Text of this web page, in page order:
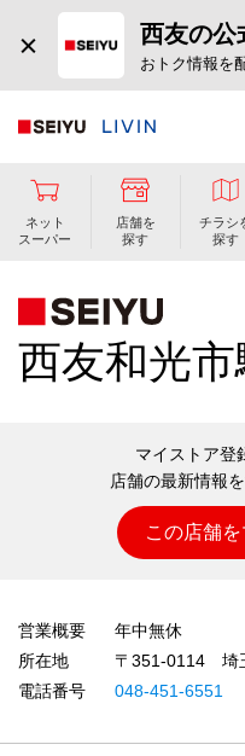
西友の公
おトク情報を
ネット
スーパー
店舗を
探す
チラシ
探す
西友和光
マイストア登
店舗の最新情報
この店舗
営業概要
年中無休
所在地
〒351-0114 埼
電話番号
048-451-6551